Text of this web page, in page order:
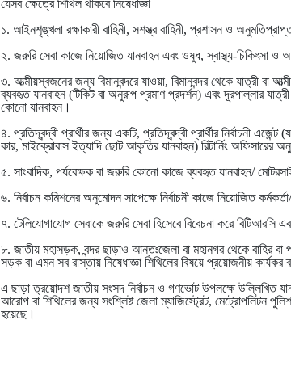
যেসব ক্ষেত্রে শিথিল থাকবে নিষেধাজ্ঞা
১. আইনশৃঙ্খলা রক্ষাকারী বাহিনী, সশস্ত্র বাহিনী, প্রশাসন ও
২. জরুরি সেবা কাজে নিয়োজিত যানবাহন এবং ওষুধ, স্বাস্থ্য-চিকিৎসা
৩. আত্মীয়স্বজনের জন্য বিমানবন্দরে যাওয়া, বিমানবন্দর থেকে যাত্রী বা
ব্যবহৃত যানবাহন (টিকিট বা অনুরূপ প্রমাণ প্রদর্শন) এবং দূরপাল্লার যাত্রী
কোনো যানবাহন।
৪. প্রতিদ্বন্দ্বী প্রার্থীর জন্য একটি, প্রতিদ্বন্দ্বী প্রার্থীর নির্বাচনী
কার, মাইক্রোবাস ইত্যাদি ছোট আকৃতির যানবাহন) রিটার্নিং অফিসারের
৫. সাংবাদিক, পর্যবেক্ষক বা জরুরি কোনো কাজে ব্যবহৃত যানবাহন/
৬. নির্বাচন কমিশনের অনুমোদন সাপেক্ষে নির্বাচনী কাজে নিয়োজিত
৭. টেলিযোগাযোগ সেবাকে জরুরি সেবা হিসেবে বিবেচনা করে বিটিআরসি
৮. জাতীয় মহাসড়ক, বন্দর ছাড়াও আন্তঃজেলা বা মহানগর থেকে বাহির
সড়ক বা এমন সব রাস্তায় নিষেধাজ্ঞা শিথিলের বিষয়ে প্রয়োজনীয়
এ ছাড়া ত্রয়োদশ জাতীয় সংসদ নির্বাচন ও গণভোট উপলক্ষে উল্লিখিত
আরোপ বা শিথিলের জন্য সংশ্লিষ্ট জেলা ম্যাজিস্ট্রেট, মেট্রোপলিটন
হয়েছে।